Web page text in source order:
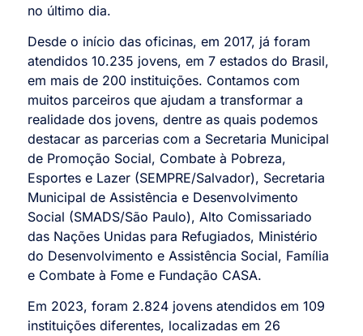
no último dia.
Desde o início das oficinas, em 2017, já foram
atendidos 10.235 jovens, em 7 estados do Brasil,
em mais de 200 instituições. Contamos com
muitos parceiros que ajudam a transformar a
realidade dos jovens, dentre as quais podemos
destacar as parcerias com a Secretaria Municipal
de Promoção Social, Combate à Pobreza,
Esportes e Lazer (SEMPRE/Salvador), Secretaria
Municipal de Assistência e Desenvolvimento
Social (SMADS/São Paulo), Alto Comissariado
das Nações Unidas para Refugiados, Ministério
do Desenvolvimento e Assistência Social, Família
e Combate à Fome e Fundação CASA.
Em 2023, foram 2.824 jovens atendidos em 109
instituições diferentes, localizadas em 26